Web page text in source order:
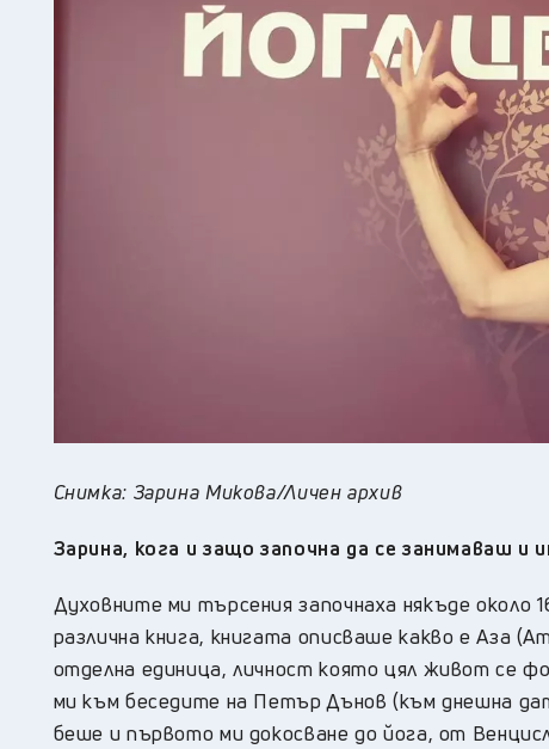
Снимка: Зарина Микова/Личен архив
Зарина, кога и защо започна да сезанимаваш и
Духовните ми търсения започнаха някъде
различна книга, книгата описваше какво е Аза
отделна единица, личност която цял живот се
ми към беседите на Петър Дънов (към днешна
беше и първото ми докосване до йога, от